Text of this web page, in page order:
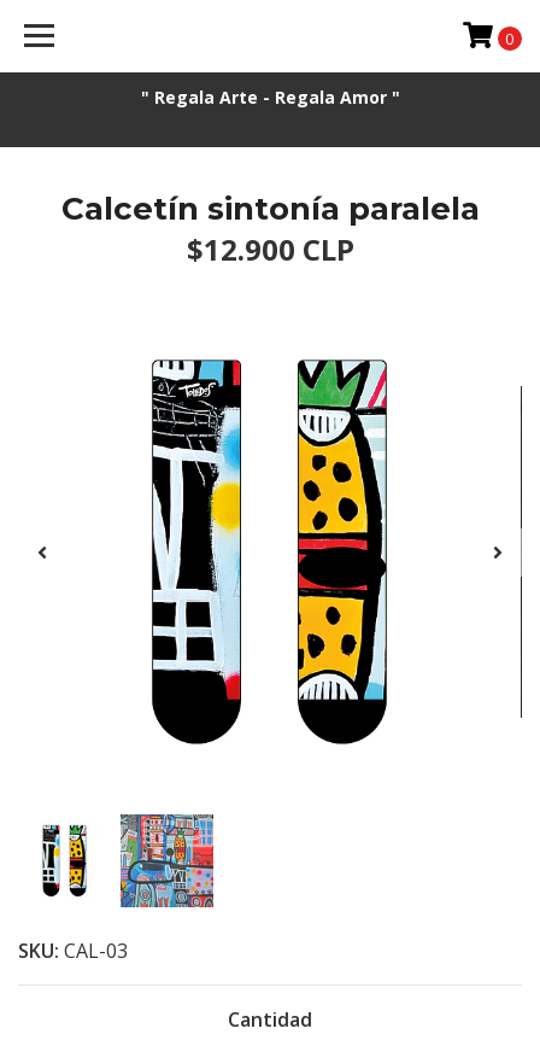
" Regala Arte - Regala Amor "
0
Calcetín sintonía paralela
$12.900 CLP
SKU: CAL-03
Cantidad